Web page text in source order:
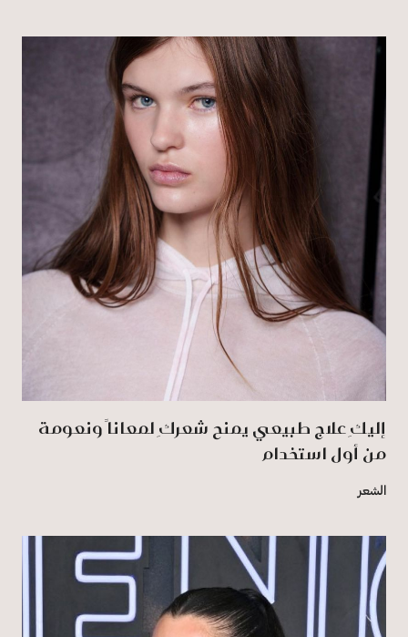
إليكِ علاج طبيعي يمنح شعركِ لمعاناً ونعومة
من أول استخدام
الشعر